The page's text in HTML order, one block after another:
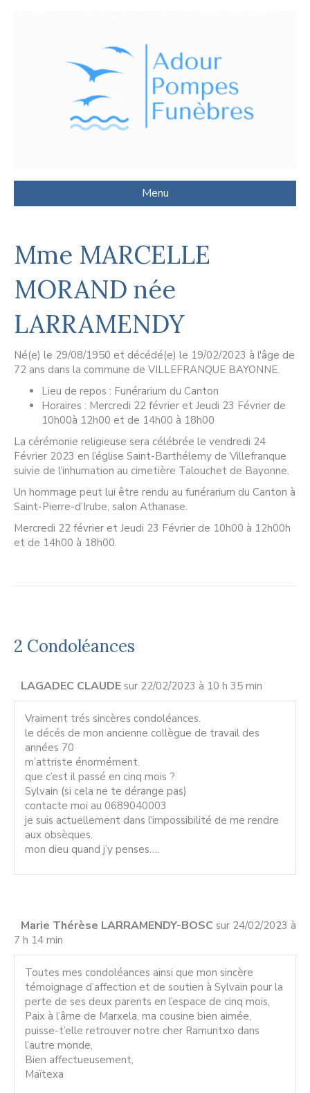
Menu
Mme MARCELLE
MORAND née
LARRAMENDY
Né(e) le 29/08/1950 et décédé(e) le 19/02/2023 à l'âge de
72 ans dans la commune de VILLEFRANQUE BAYONNE.
Lieu de repos : Funérarium du Canton
Horaires : Mercredi 22 février et Jeudi 23 Février de
10h00à 12h00 et de 14h00 à 18h00
La cérémonie religieuse sera célébrée le vendredi 24
Février 2023 en l’église Saint-Barthélemy de Villefranque
suivie de l’inhumation au cimetière Talouchet de Bayonne.
Un hommage peut lui être rendu au funérarium du Canton à
Saint-Pierre-d’Irube, salon Athanase.
Mercredi 22 février et Jeudi 23 Février de 10h00 à 12h00h
et de 14h00 à 18h00.
2 Condoléances
LAGADEC CLAUDE sur 22/02/2023 à 10 h 35 min
Vraiment trés sincères condoléances.
le décés de mon ancienne collègue de travail des
années 70
m’attriste énormément.
que c’est il passé en cinq mois ?
Sylvain (si cela ne te dérange pas)
contacte moi au 0689040003
je suis actuellement dans l’impossibilité de me rendre
aux obsèques.
mon dieu quand j’y penses….
Marie Thérèse LARRAMENDY-BOSC sur 24/02/2023 à
7 h 14 min
Toutes mes condoléances ainsi que mon sincère
témoignage d’affection et de soutien à Sylvain pour la
perte de ses deux parents en l’espace de cinq mois,
Paix à l’âme de Marxela, ma cousine bien aimée,
puisse-t’elle retrouver notre cher Ramuntxo dans
l’autre monde,
Bien affectueusement,
Maïtexa